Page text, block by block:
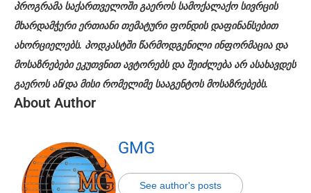
პროგრამა საქართველოში გაეროს სამოქალაქო სივრცის
მხარდამჭერი ერთიანი თემატური ფონდის დაფინანსებით
ახორციელებს. პოდკასტში წარმოდგენილი ინფორმაცია და
მოსაზრებები ეკუთვნით ავტორებს და შეიძლება არ ასახავდეს
გაეროს ან/და მისი რომელიმე სააგენტოს მოსაზრებებს.
About Author
GMG
See author's posts